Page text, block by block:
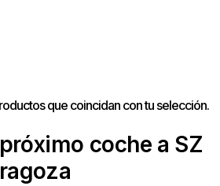
que coincidan con tu selección.
coche a SZ